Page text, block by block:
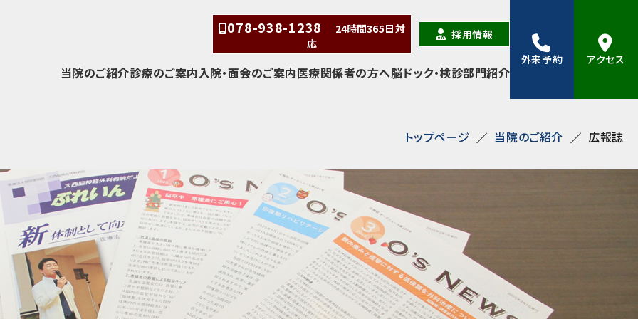
078-938-1238 24時間365日対
応
採用情報
当院のご紹介診療のご案内入院・面会のご案内医療関係者の方へ脳ドック・検診部門紹介
外来予約 アクセス
トップページ 当院のご紹介 広報誌